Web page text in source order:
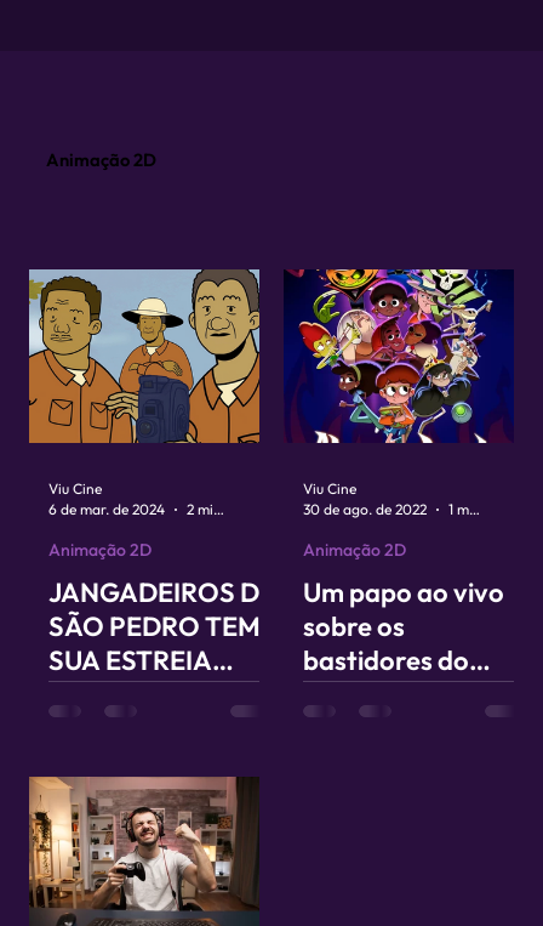
Animação 2D
JANGADEIROS DE
SÃO PEDRO TEM
SUA ESTREIA
MARÇO
Animação 2D
Viu Cine
6 de mar. de 2024
2 min de leitura
Um papo ao vivo
sobre os
bastidores do
animação
Animação 2D
Viu Cine
30 de ago. de 2022
1 min de leitura